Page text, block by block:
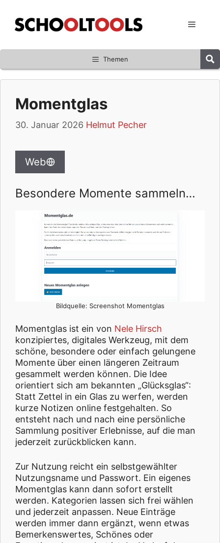
Inhalt
springen
Menü
Themen
Momentglas
30. Januar 2026 Helmut Pecher
Web
Besondere Momente sammeln…
Bildquelle: Screenshot Momentglas
Momentglas ist ein von Nele Hirsch
konzipiertes, digitales Werkzeug, mit dem
schöne, besondere oder einfach gelungene
Momente über einen längeren Zeitraum
gesammelt werden können. Die Idee
orientiert sich am bekannten „Glücksglas“:
Statt Zettel in ein Glas zu werfen, werden
kurze Notizen online festgehalten. So
entsteht nach und nach eine persönliche
Sammlung positiver Erlebnisse, auf die man
jederzeit zurückblicken kann.
Zur Nutzung reicht ein selbstgewählter
Nutzungsname und Passwort. Ein eigenes
Momentglas kann dann sofort erstellt
werden. Kategorien lassen sich frei wählen
und jederzeit anpassen. Neue Einträge
werden immer dann ergänzt, wenn etwas
Bemerkenswertes, Schönes oder